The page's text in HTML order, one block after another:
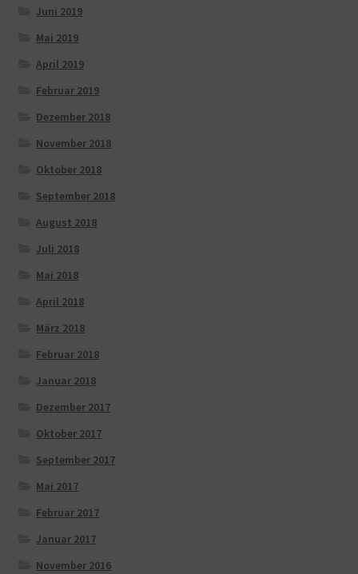
Juni 2019
Mai 2019
April 2019
Februar 2019
Dezember 2018
November 2018
Oktober 2018
September 2018
August 2018
Juli 2018
Mai 2018
April 2018
März 2018
Februar 2018
Januar 2018
Dezember 2017
Oktober 2017
September 2017
Mai 2017
Februar 2017
Januar 2017
November 2016